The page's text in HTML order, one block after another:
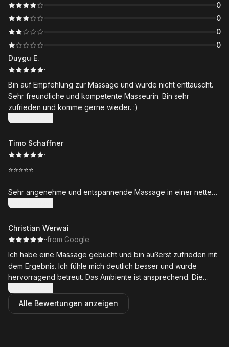
0
0
0
0
Duygu E.
·
Bin auf Empfehlung zur Massage und wurde nicht enttäuscht.
Sehr freundliche und kompetente Masseurin. Bin sehr
zufrieden und komme gerne wieder. :)
Mehr anzeigen
Timo Schaffner
·
⭐⭐⭐⭐⭐
Sehr angenehme und entspannende Massage in einer netten
Atmosphäre.
Problemstellen“.
Ich habe mich danach deutlich lockerer und besser gefühlt.
Mehr anzeigen
Christian Werwai
··from Google
Ich habe eine Massage gebucht und bin äußerst zufrieden mit
dem Ergebnis. Ich fühle mich deutlich besser und wurde
hervorragend betreut. Das Ambiente ist ansprechend. Die
Abwicklung war unkompliziert und schnell. Die Leistung war
erstklassig.
Mehr anzeigen
Alle Bewertungen anzeigen